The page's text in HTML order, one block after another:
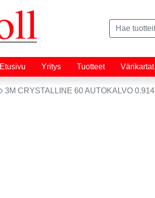
Etusivu Yritys Tuotteet Värikartat
3M CRYSTALLINE 60 AUTOKALVO 0.914